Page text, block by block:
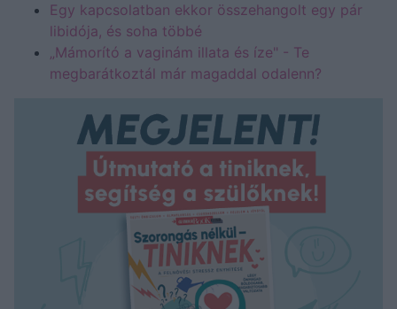
Egy kapcsolatban ekkor összehangolt egy pár
libidója, és soha többé
„Mámorító a vaginám illata és íze" - Te
megbarátkoztál már magaddal odalenn?